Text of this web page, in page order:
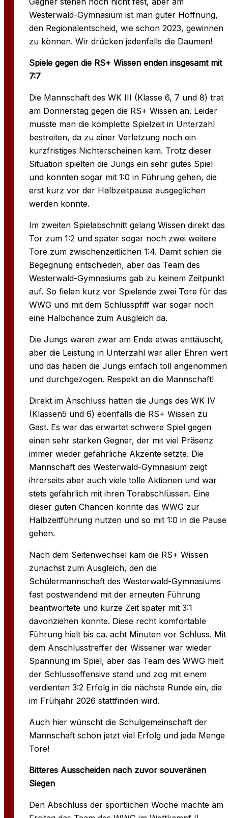
Westerwald-Gymnasium ist man guter Hoffnung,
den Regionalentscheid, wie schon 2023, gewinnen
zu können. Wir drücken jedenfalls die Daumen!
Spiele gegen die RS+ Wissen enden insgesamt mit
7:7
Die Mannschaft des WK III (Klasse 6, 7 und 8) trat
am Donnerstag gegen die RS+ Wissen an. Leider
musste man die komplette Spielzeit in Unterzahl
bestreiten, da zu einer Verletzung noch ein
kurzfristiges Nichterscheinen kam. Trotz dieser
Situation spielten die Jungs ein sehr gutes Spiel
und konnten sogar mit 1:0 in Führung gehen, die
erst kurz vor der Halbzeitpause ausgeglichen
werden konnte.
Im zweiten Spielabschnitt gelang Wissen direkt das
Tor zum 1:2 und später sogar noch zwei weitere
Tore zum zwischenzeitlichen 1:4. Damit schien die
Begegnung entschieden, aber das Team des
Westerwald-Gymnasiums gab zu keinem Zeitpunkt
auf. So fielen kurz vor Spielende zwei Tore für das
WWG und mit dem Schlusspfiff war sogar noch
eine Halbchance zum Ausgleich da.
Die Jungs waren zwar am Ende etwas enttäuscht,
aber die Leistung in Unterzahl war aller Ehren wert
und das haben die Jungs einfach toll angenommen
und durchgezogen. Respekt an die Mannschaft!
Direkt im Anschluss hatten die Jungs des WK IV
(Klassen5 und 6) ebenfalls die RS+ Wissen zu
Gast. Es war das erwartet schwere Spiel gegen
einen sehr starken Gegner, der mit viel Präsenz
immer wieder gefährliche Akzente setzte. Die
Mannschaft des Westerwald-Gymnasium zeigt
ihrerseits aber auch viele tolle Aktionen und war
stets gefährlich mit ihren Torabschlüssen. Eine
dieser guten Chancen konnte das WWG zur
Halbzeitführung nutzen und so mit 1:0 in die Pause
gehen.
Nach dem Seitenwechsel kam die RS+ Wissen
zunächst zum Ausgleich, den die
Schülermannschaft des Westerwald-Gymnasiums
fast postwendend mit der erneuten Führung
beantwortete und kurze Zeit später mit 3:1
davonziehen konnte. Diese recht komfortable
Führung hielt bis ca. acht Minuten vor Schluss. Mit
dem Anschlusstreffer der Wissener war wieder
Spannung im Spiel, aber das Team des WWG hielt
der Schlussoffensive stand und zog mit einem
verdienten 3:2 Erfolg in die nächste Runde ein, die
im Frühjahr 2026 stattfinden wird.
Auch hier wünscht die Schulgemeinschaft der
Mannschaft schon jetzt viel Erfolg und jede Menge
Tore!
Bitteres Ausscheiden nach zuvor souveränen
Siegen
Den Abschluss der sportlichen Woche machte am